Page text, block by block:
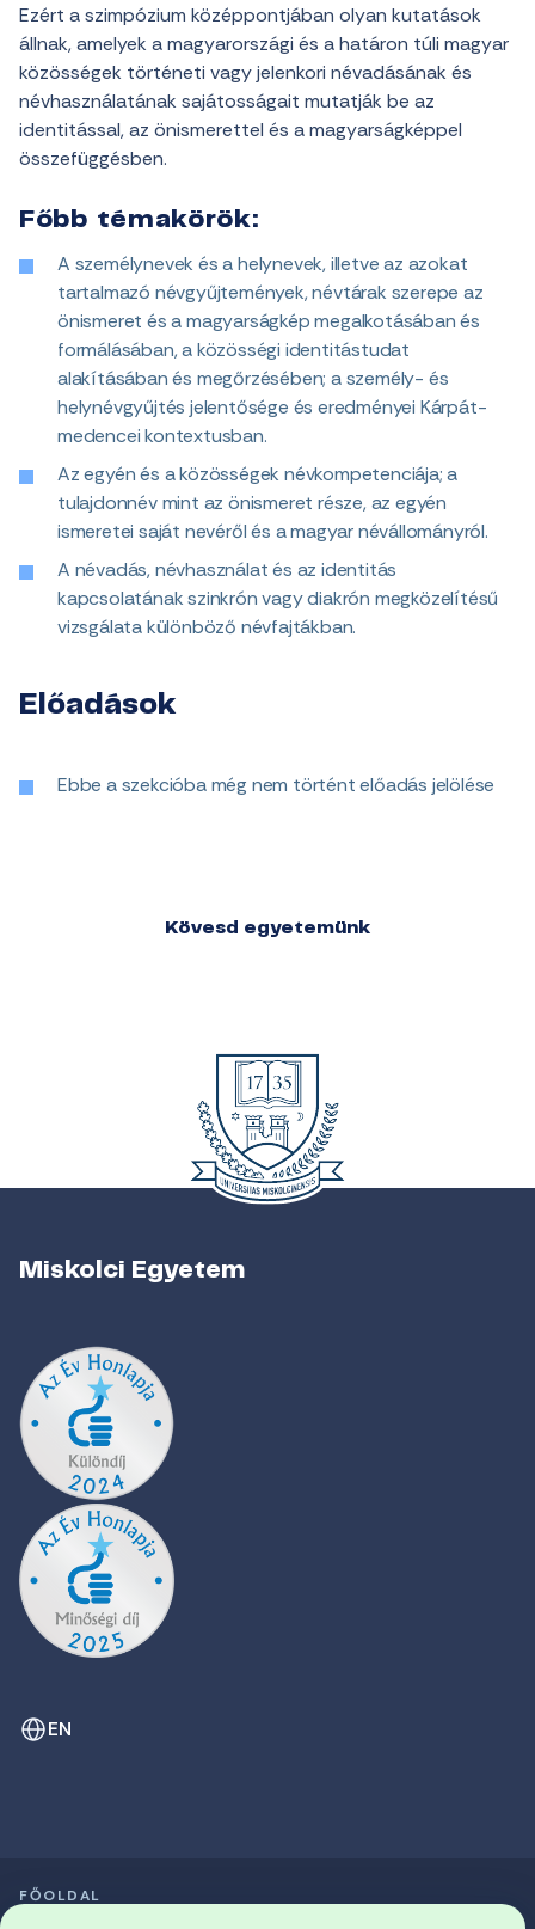
Ezért a szimpózium középpontjában olyan kutatások
állnak, amelyek a magyarországi és a határon túli magyar
közösségek történeti vagy jelenkori névadásának és
névhasználatának sajátosságait mutatják be az
identitással, az önismerettel és a magyarságképpel
összefüggésben.
Főbb témakörök:
A személynevek és a helynevek, illetve az azokat
tartalmazó névgyűjtemények, névtárak szerepe az
önismeret és a magyarságkép megalkotásában és
formálásában, a közösségi identitástudat
alakításában és megőrzésében; a személy- és
helynévgyűjtés jelentősége és eredményei Kárpát-
medencei kontextusban.
Az egyén és a közösségek névkompetenciája; a
tulajdonnév mint az önismeret része, az egyén
ismeretei saját nevéről és a magyar névállományról.
A névadás, névhasználat és az identitás
kapcsolatának szinkrón vagy diakrón megközelítésű
vizsgálata különböző névfajtákban.
Előadások
Ebbe a szekcióba még nem történt előadás jelölése
Kövesd egyetemünk
Miskolci Egyetem
EN
FŐOLDAL